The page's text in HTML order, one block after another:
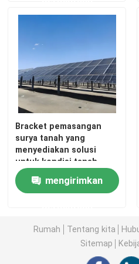
Rel Pemasangan Panel
Penjepit Tengah Panel Surya
Penjepit Ujung Panel Surya
Kit Sambungan Rel
Bracket pemasangan
surya tanah yang
menyediakan solusi
untuk kondisi tanah
yang bervariasi dan
instalasi pembangkit
mengirimkan
Rumah Tentang kita
Sitemap